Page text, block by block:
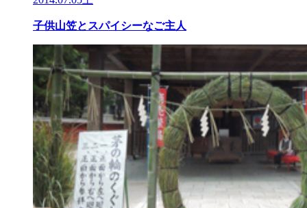
子供山笠とスパイシーなご主人